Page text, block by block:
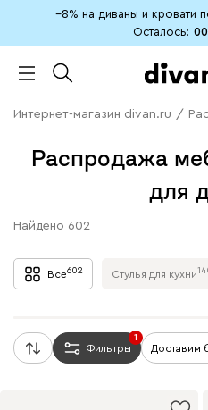
−8% на диваны и кровати
Осталось:
Интернет-магазин divan.ru /
Распродажа
для
Найдено 602
Все602 Стулья для кухни
Фильтры
1
Доставим